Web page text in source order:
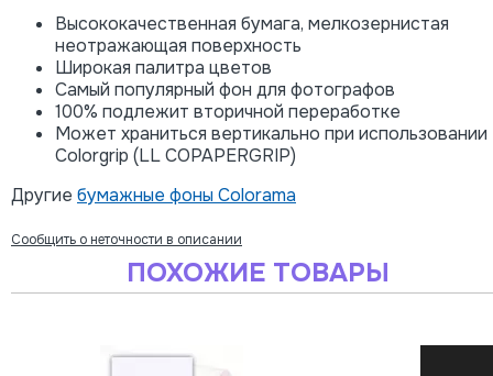
Высококачественная бумага, мелкозернистая
неотражающая поверхность
Широкая палитра цветов
Самый популярный фон для фотографов
100% подлежит вторичной переработке
Может храниться вертикально при использовании
Colorgrip (LL COPAPERGRIP)
Другие бумажные фоны Colorama
Сообщить о неточности в описании
ПОХОЖИЕ ТОВАРЫ